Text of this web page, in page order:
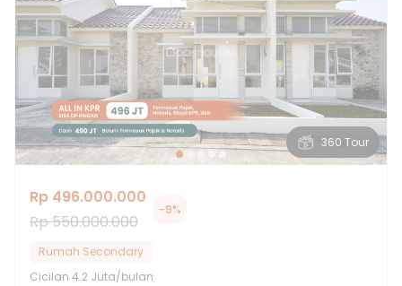
360 Tour
Rp 496.000.000
Rp 550.000.000
-9%
Rumah Secondary
Cicilan 4.2 Juta/bulan